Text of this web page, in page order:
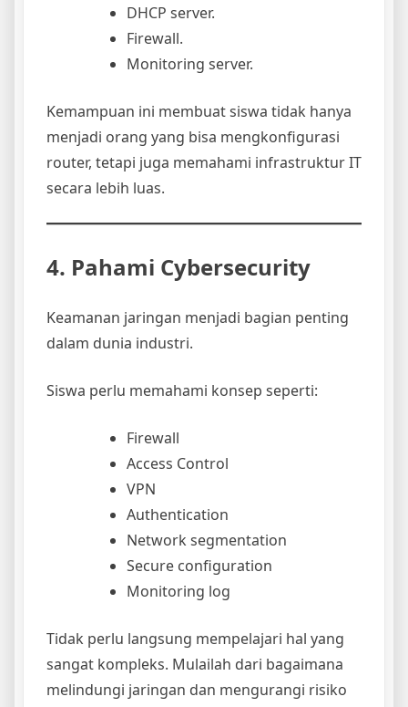
DHCP server.
Firewall.
Monitoring server.
Kemampuan ini membuat siswa tidak hanya
menjadi orang yang bisa mengkonfigurasi
router, tetapi juga memahami infrastruktur IT
secara lebih luas.
4. Pahami Cybersecurity
Keamanan jaringan menjadi bagian penting
dalam dunia industri.
Siswa perlu memahami konsep seperti:
Firewall
Access Control
VPN
Authentication
Network segmentation
Secure configuration
Monitoring log
Tidak perlu langsung mempelajari hal yang
sangat kompleks. Mulailah dari bagaimana
melindungi jaringan dan mengurangi risiko